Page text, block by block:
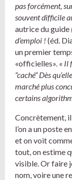
pas forcément,
souvent difficile
autrice du guide
d’emploi ! (éd.
un premier
«officielles». « Il
“caché“ Dès
marché plus
certains
Concrètement,
l’on a un poste
et on voit
tout, on estime
visible. Or faire
nom, voire une